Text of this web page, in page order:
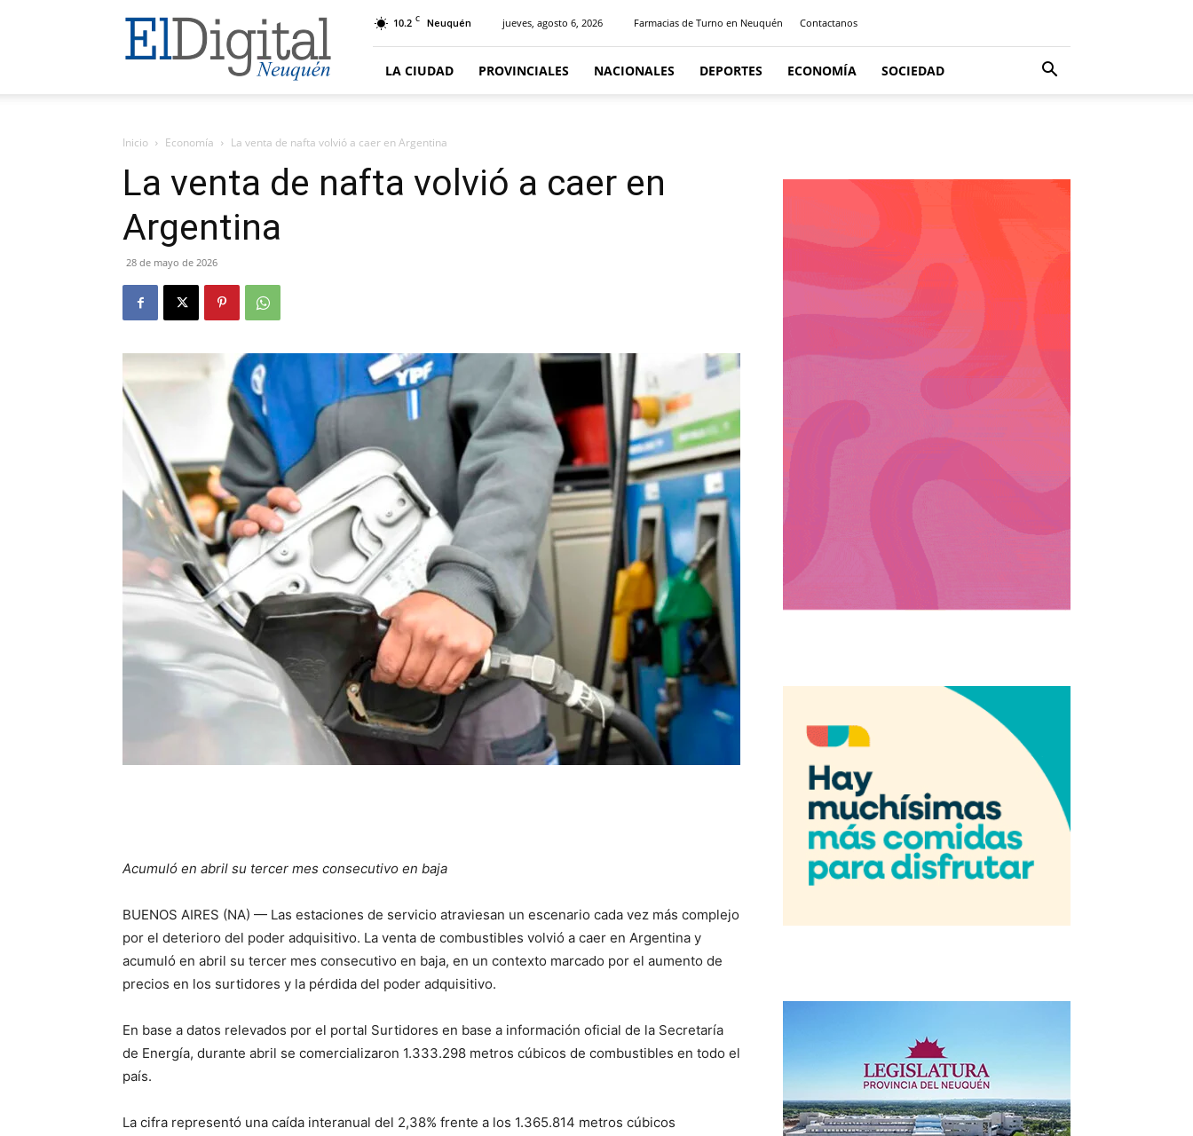
El
Digital
Neuquen
10.2 C Neuquén jueves, agosto 6, 2026 Farmacias de Turno en Neuquén Contactanos
LA CIUDAD PROVINCIALES NACIONALES DEPORTES ECONOMÍA SOCIEDAD
Inicio Economía La venta de nafta volvió a caer en Argentina
La venta de nafta volvió a caer en
Argentina
28 de mayo de 2026
Acumuló en abril su tercer mes consecutivo en baja
BUENOS AIRES (NA) — Las estaciones de servicio atraviesan un escenario cada vez más complejo
por el deterioro del poder adquisitivo. La venta de combustibles volvió a caer en Argentina y
acumuló en abril su tercer mes consecutivo en baja, en un contexto marcado por el aumento de
precios en los surtidores y la pérdida del poder adquisitivo.
En base a datos relevados por el portal Surtidores en base a información oficial de la Secretaría
de Energía, durante abril se comercializaron 1.333.298 metros cúbicos de combustibles en todo el
país.
La cifra representó una caída interanual del 2,38% frente a los 1.365.814 metros cúbicos